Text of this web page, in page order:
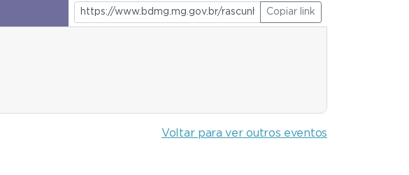
Copiar link
Voltar para ver outros eventos